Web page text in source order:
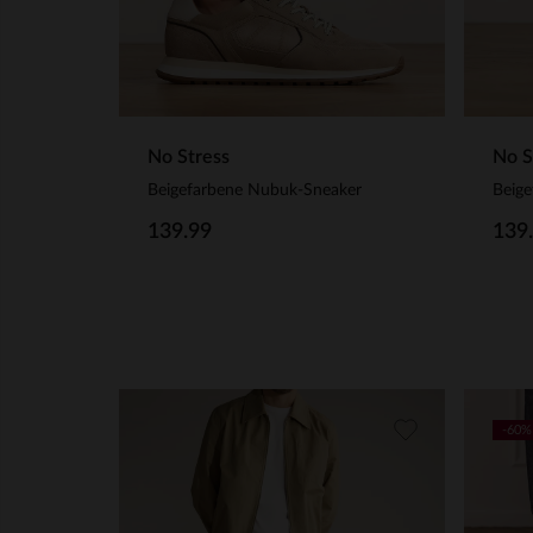
No Stress
Beigefarbene Nubuk-Sneaker
139.99
No
-60%